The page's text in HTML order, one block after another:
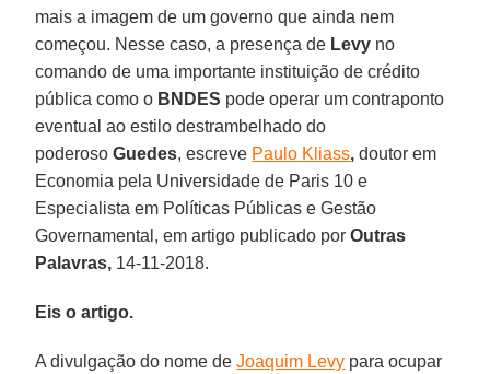
mais a imagem de um governo que ainda nem
começou. Nesse caso, a presença de Levy no
comando de uma importante instituição de crédito
pública como o BNDES pode operar um contraponto
eventual ao estilo destrambelhado do
poderosoGuedes, escreve Paulo Kliass, doutor em
Economia pela Universidade de Paris 10 e
Especialista em Políticas Públicas e Gestão
Governamental, em artigo publicado porOutras
Palavras, 14-11-2018.
Eis o artigo.
A divulgação do nome deJoaquim Levy para ocupar